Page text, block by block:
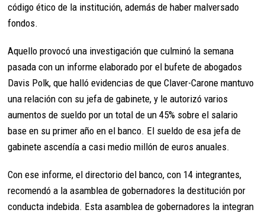
código ético de la institución, además de haber malversado
fondos.
Aquello provocó una investigación que culminó la semana
pasada con un informe elaborado por el bufete de abogados
Davis Polk, que halló evidencias de que Claver-Carone mantuvo
una relación con su jefa de gabinete, y le autorizó varios
aumentos de sueldo por un total de un 45% sobre el salario
base en su primer año en el banco. El sueldo de esa jefa de
gabinete ascendía a casi medio millón de euros anuales.
Con ese informe, el directorio del banco, con 14 integrantes,
recomendó a la asamblea de gobernadores la destitución por
conducta indebida. Esta asamblea de gobernadores la integran